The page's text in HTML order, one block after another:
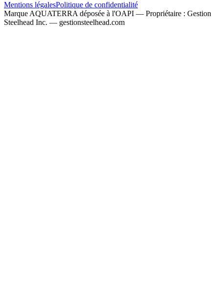
Mentions légalesPolitique de confidentialité
Marque AQUATERRA déposée à l'OAPI — Propriétaire : Gestion
Steelhead Inc. — gestionsteelhead.com